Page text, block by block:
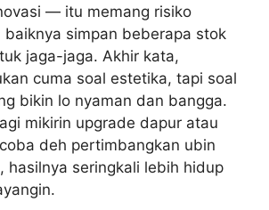
— itu memang risiko
baiknya simpan beberapa stok
jaga-jaga. Akhir kata,
cuma soal estetika, tapi soal
bikin lo nyaman dan bangga.
mikirin upgrade dapur atau
deh pertimbangkan ubin
hasilnya seringkali lebih hidup